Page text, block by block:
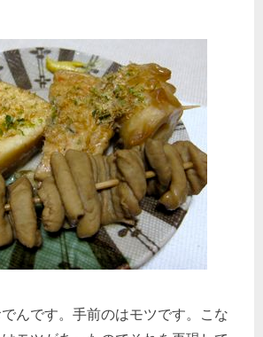
んです。手前のはモツです。こな